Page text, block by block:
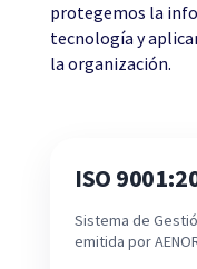
protegemos la
tecnología y
la organización.
ISO
Sistema de
emitida por